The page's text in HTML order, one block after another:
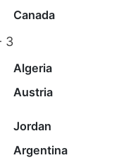
Canada
3
Algeria
Austria
Jordan
Argentina